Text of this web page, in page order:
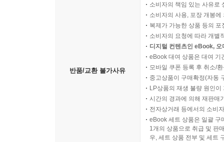
반품/교환 불가사유
소비자의 책임 있는 사유로
소비자의 사용, 포장 개봉
복제가 가능한 상품 등의
소비자의 요청에 따라 개별
디지털 컨텐츠인 eBook,
eBook 대여 상품은 대여 기
모바일 쿠폰 등록 후 취소/
중고상품이 구매확정(자동
LP상품의 재생 불량 원인
시간의 경과에 의해 재판매
전자상거래 등에서의 소비
eBook 세트 상품은 일괄 구
1개의 상품으로 취급 및 판
우, 세트 상품 전부 및 세트